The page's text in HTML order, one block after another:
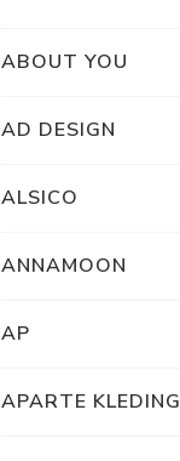
ABOUT YOU
AD DESIGN
ALSICO
ANNAMOON
AP
APARTE KLEDING